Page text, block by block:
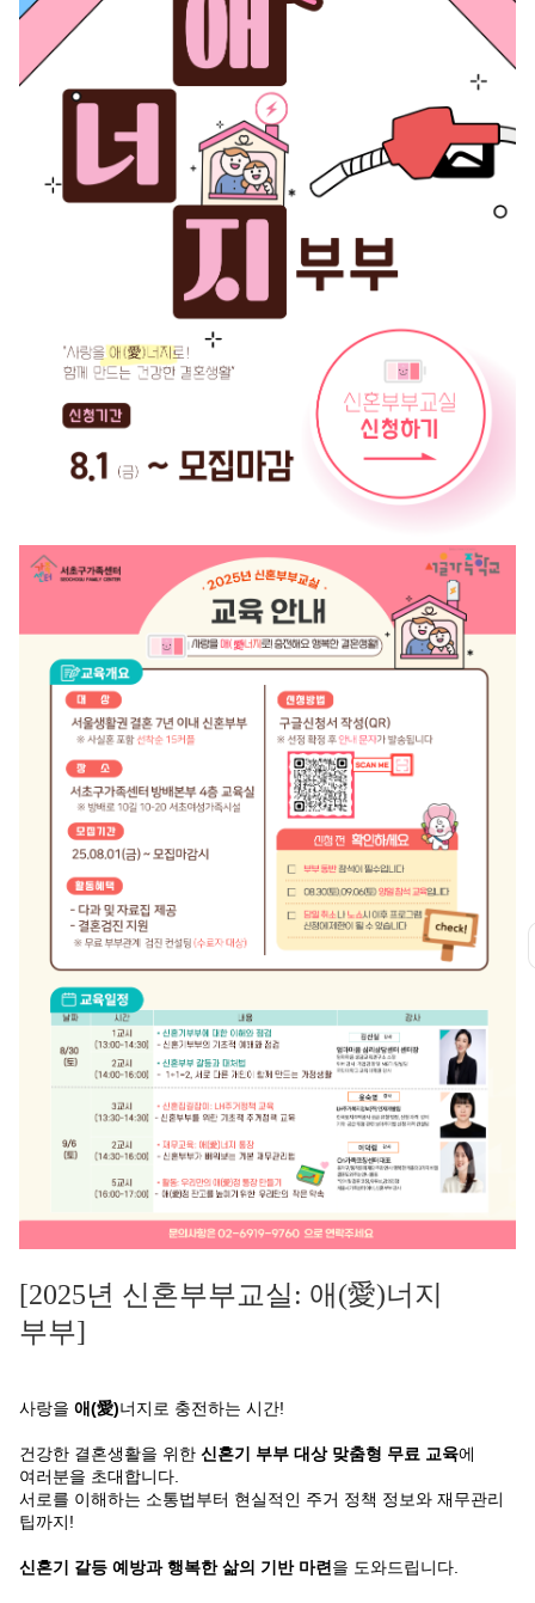
[2025년 신혼부부교실: 애(愛)너지
부부]
사랑을 애(愛)너지로 충전하는 시간!
건강한 결혼생활을 위한 신혼기 부부 대상 맞춤형 무료 교육에
여러분을 초대합니다.
서로를 이해하는 소통법부터 현실적인 주거 정책 정보와 재무관리
팁까지!
신혼기 갈등 예방과 행복한 삶의 기반 마련을 도와드립니다.